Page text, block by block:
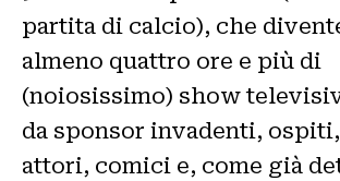
partita di calcio), che
almeno quattro ore e più di
(noiosissimo) show
da sponsor invadenti,
attori, comici e, come già